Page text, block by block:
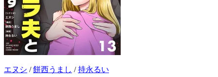
エヌシ /餅西うまし /持永るい